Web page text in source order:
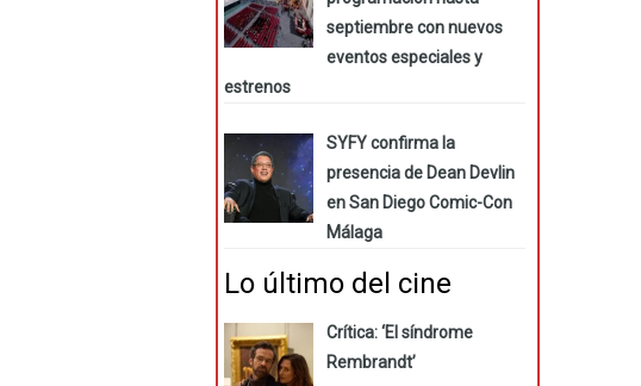
septiembre con nuevos
eventos especiales y
estrenos
SYFY confirma la
presencia de Dean Devlin
en San Diego Comic-Con
Málaga
Lo último del cine
Crítica: ‘El síndrome
Rembrandt’